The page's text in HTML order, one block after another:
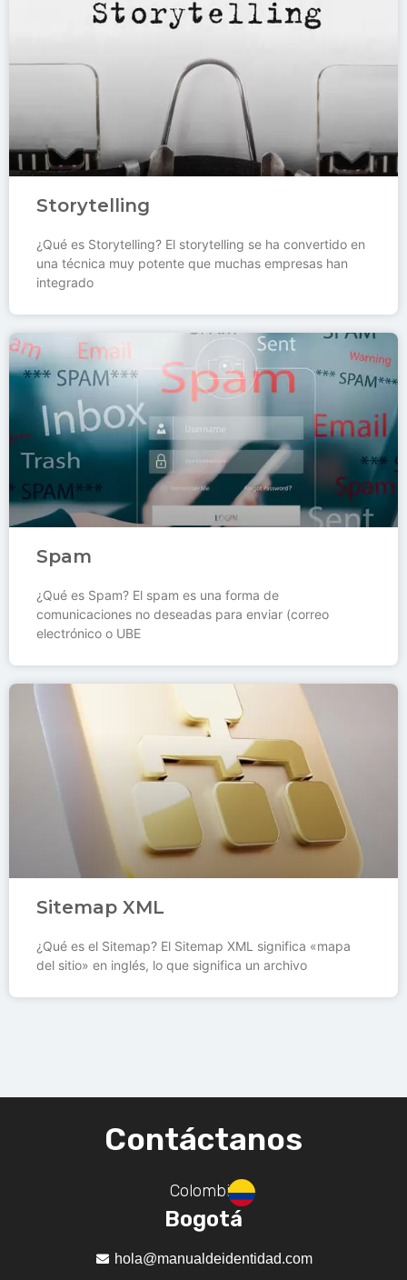
Storytelling
¿Qué es Storytelling? El storytelling se ha convertido en
una técnica muy potente que muchas empresas han
integrado
Spam
¿Qué es Spam? El spam es una forma de
comunicaciones no deseadas para enviar (correo
electrónico o UBE
Sitemap XML
¿Qué es el Sitemap? El Sitemap XML significa «mapa
del sitio» en inglés, lo que significa un archivo
Contáctanos
Colombia
Bogotá
hola@manualdeidentidad.com